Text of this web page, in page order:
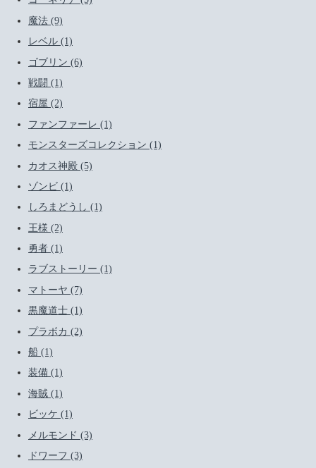
魔法 (9)
レベル (1)
ゴブリン (6)
戦闘 (1)
宿屋 (2)
ファンファーレ (1)
モンスターズコレクション (1)
カオス神殿 (5)
ゾンビ (1)
しろまどうし (1)
王様 (2)
勇者 (1)
ラブストーリー (1)
マトーヤ (7)
黒魔道士 (1)
プラボカ (2)
船 (1)
装備 (1)
海賊 (1)
ビッケ (1)
メルモンド (3)
ドワーフ (3)